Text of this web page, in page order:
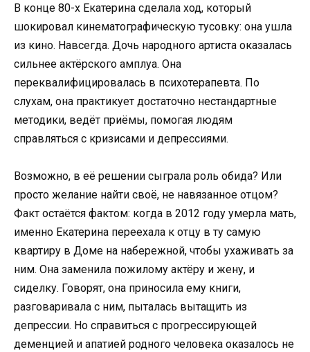
В конце 80-х Екатерина сделала ход, который
шокировал кинематографическую тусовку: она ушла
из кино. Навсегда. Дочь народного артиста оказалась
сильнее актёрского амплуа. Она
переквалифицировалась в психотерапевта. По
слухам, она практикует достаточно нестандартные
методики, ведёт приёмы, помогая людям
справляться с кризисами и депрессиями.
Возможно, в её решении сыграла роль обида? Или
просто желание найти своё, не навязанное отцом?
Факт остаётся фактом: когда в 2012 году умерла мать,
именно Екатерина переехала к отцу в ту самую
квартиру в Доме на набережной, чтобы ухаживать за
ним. Она заменила пожилому актёру и жену, и
сиделку. Говорят, она приносила ему книги,
разговаривала с ним, пыталась вытащить из
депрессии. Но справиться с прогрессирующей
деменцией и апатией родного человека оказалось не